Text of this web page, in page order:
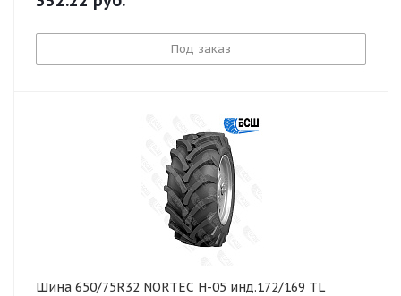
Под заказ
Шина 650/75R32 NORTEC Н-05 инд.172/169 TL